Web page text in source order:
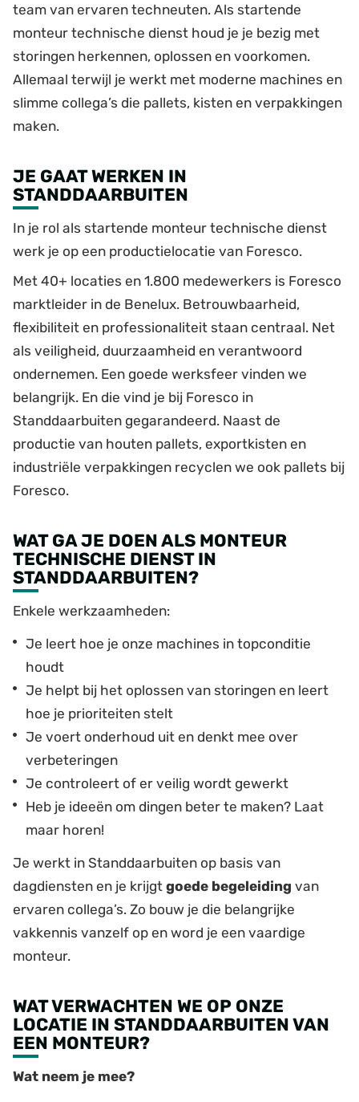
team van ervaren techneuten. Als startende
monteur technische dienst houd je je bezig met
storingen herkennen, oplossen en voorkomen.
Allemaal terwijl je werkt met moderne machines en
slimme collega’s die pallets, kisten en verpakkingen
maken.
JE GAAT WERKEN IN
STANDDAARBUITEN
In je rol als startende monteur technische dienst
werk je op een productielocatie van Foresco.
Met 40+ locaties en 1.800 medewerkers is Foresco
marktleider in de Benelux. Betrouwbaarheid,
flexibiliteit en professionaliteit staan centraal. Net
als veiligheid, duurzaamheid en verantwoord
ondernemen. Een goede werksfeer vinden we
belangrijk. En die vind je bij Foresco in
Standdaarbuiten gegarandeerd. Naast de
productie van houten pallets, exportkisten en
industriële verpakkingen recyclen we ook pallets bij
Foresco.
WAT GA JE DOEN ALS MONTEUR
TECHNISCHE DIENST IN
STANDDAARBUITEN?
Enkele werkzaamheden:
Je leert hoe je onze machines in topconditie
houdt
Je helpt bij het oplossen van storingen en leert
hoe je prioriteiten stelt
Je voert onderhoud uit en denkt mee over
verbeteringen
Je controleert of er veilig wordt gewerkt
Heb je ideeën om dingen beter te maken? Laat
maar horen!
Je werkt in Standdaarbuiten op basis van
dagdiensten en je krijgt goede begeleiding van
ervaren collega’s. Zo bouw je die belangrijke
vakkennis vanzelf op en word je een vaardige
monteur.
WAT VERWACHTEN WE OP ONZE
LOCATIE IN STANDDAARBUITEN VAN
EEN MONTEUR?
Wat neem je mee?